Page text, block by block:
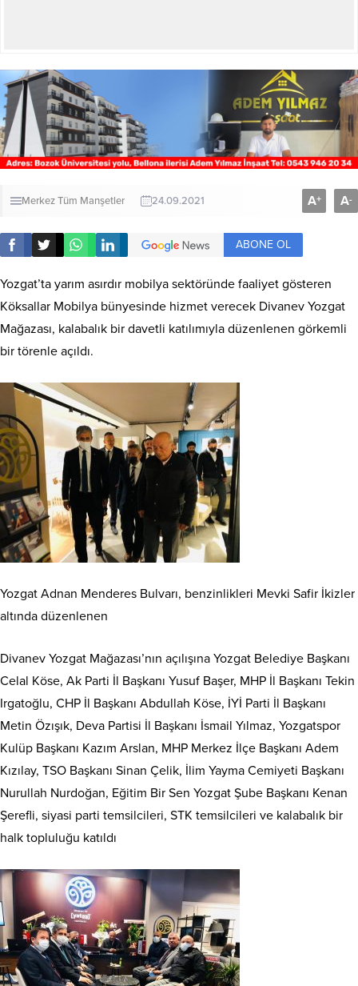
MerkezTüm Manşetler 24.09.2021 A+ A-
ABONE OL
Yozgat’ta yarım asırdır mobilya sektöründe faaliyet gösteren
Köksallar Mobilya bünyesinde hizmet verecek Divanev Yozgat
Mağazası, kalabalık bir davetli katılımıyla düzenlenen görkemli
bir törenle açıldı.
Yozgat Adnan Menderes Bulvarı, benzinlikleri Mevki Safir İkizler
altında düzenlenen
Divanev Yozgat Mağazası’nın açılışına Yozgat Belediye Başkanı
Celal Köse, Ak Parti İl Başkanı Yusuf Başer, MHP İl Başkanı Tekin
Irgatoğlu, CHP İl Başkanı Abdullah Köse, İYİ Parti İl Başkanı
Metin Özışık, Deva Partisi İl Başkanı İsmail Yılmaz, Yozgatspor
Kulüp Başkanı Kazım Arslan, MHP Merkez İlçe Başkanı Adem
Kızılay, TSO Başkanı Sinan Çelik, İlim Yayma Cemiyeti Başkanı
Nurullah Nurdoğan, Eğitim Bir Sen Yozgat Şube Başkanı Kenan
Şerefli, siyasi parti temsilcileri, STK temsilcileri ve kalabalık bir
halk topluluğu katıldı